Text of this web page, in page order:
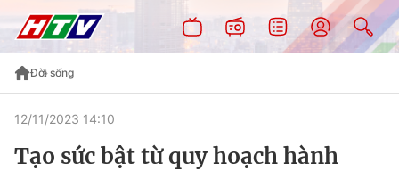
Đời sống
12/11/2023 14:10
Tạo sức bật từ quy hoạch hành